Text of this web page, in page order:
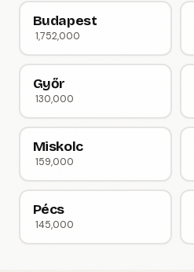
Budapest
1,752,000
Győr
130,000
Miskolc
159,000
Pécs
145,000